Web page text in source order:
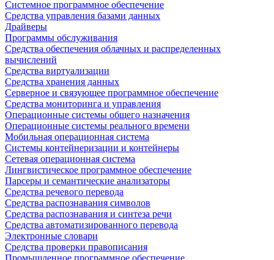
Системное программное обеспечение
Средства управления базами данных
Драйверы
Программы обслуживания
Средства обеспечения облачных и распределенных
вычислений
Средства виртуализации
Средства хранения данных
Серверное и связующее программное обеспечение
Средства мониторинга и управления
Операционные системы общего назначения
Операционные системы реального времени
Мобильная операционная система
Системы контейнеризации и контейнеры
Сетевая операционная система
Лингвистическое программное обеспечение
Парсеры и семантические анализаторы
Средства речевого перевода
Средства распознавания символов
Средства распознавания и синтеза речи
Средства автоматизированного перевода
Электронные словари
Средства проверки правописания
Промышленное программное обеспечение